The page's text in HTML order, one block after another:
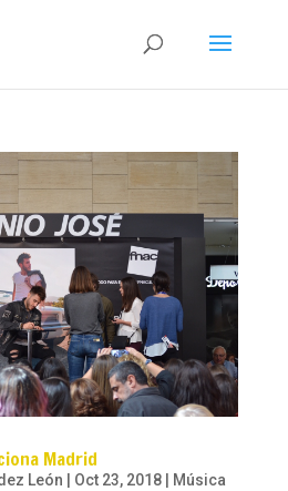
Madrid
León Oct 23, 2018| Música